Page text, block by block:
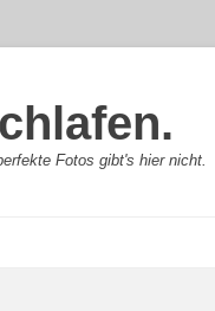
Fotos gibt's hier nicht.